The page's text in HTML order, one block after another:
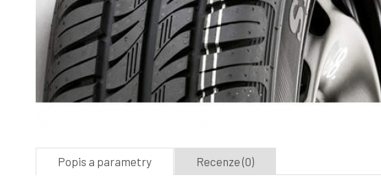
Popis a parametry Recenze (0)